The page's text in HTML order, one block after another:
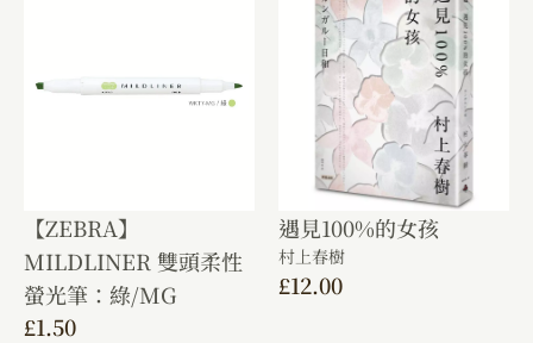
【ZEBRA】
MILDLINER 雙頭柔性
螢光筆：綠/MG
£1.50
遇見100%的女孩
村上春樹
£12.00